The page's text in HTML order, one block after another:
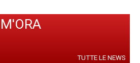
TUTTE LE NEWS